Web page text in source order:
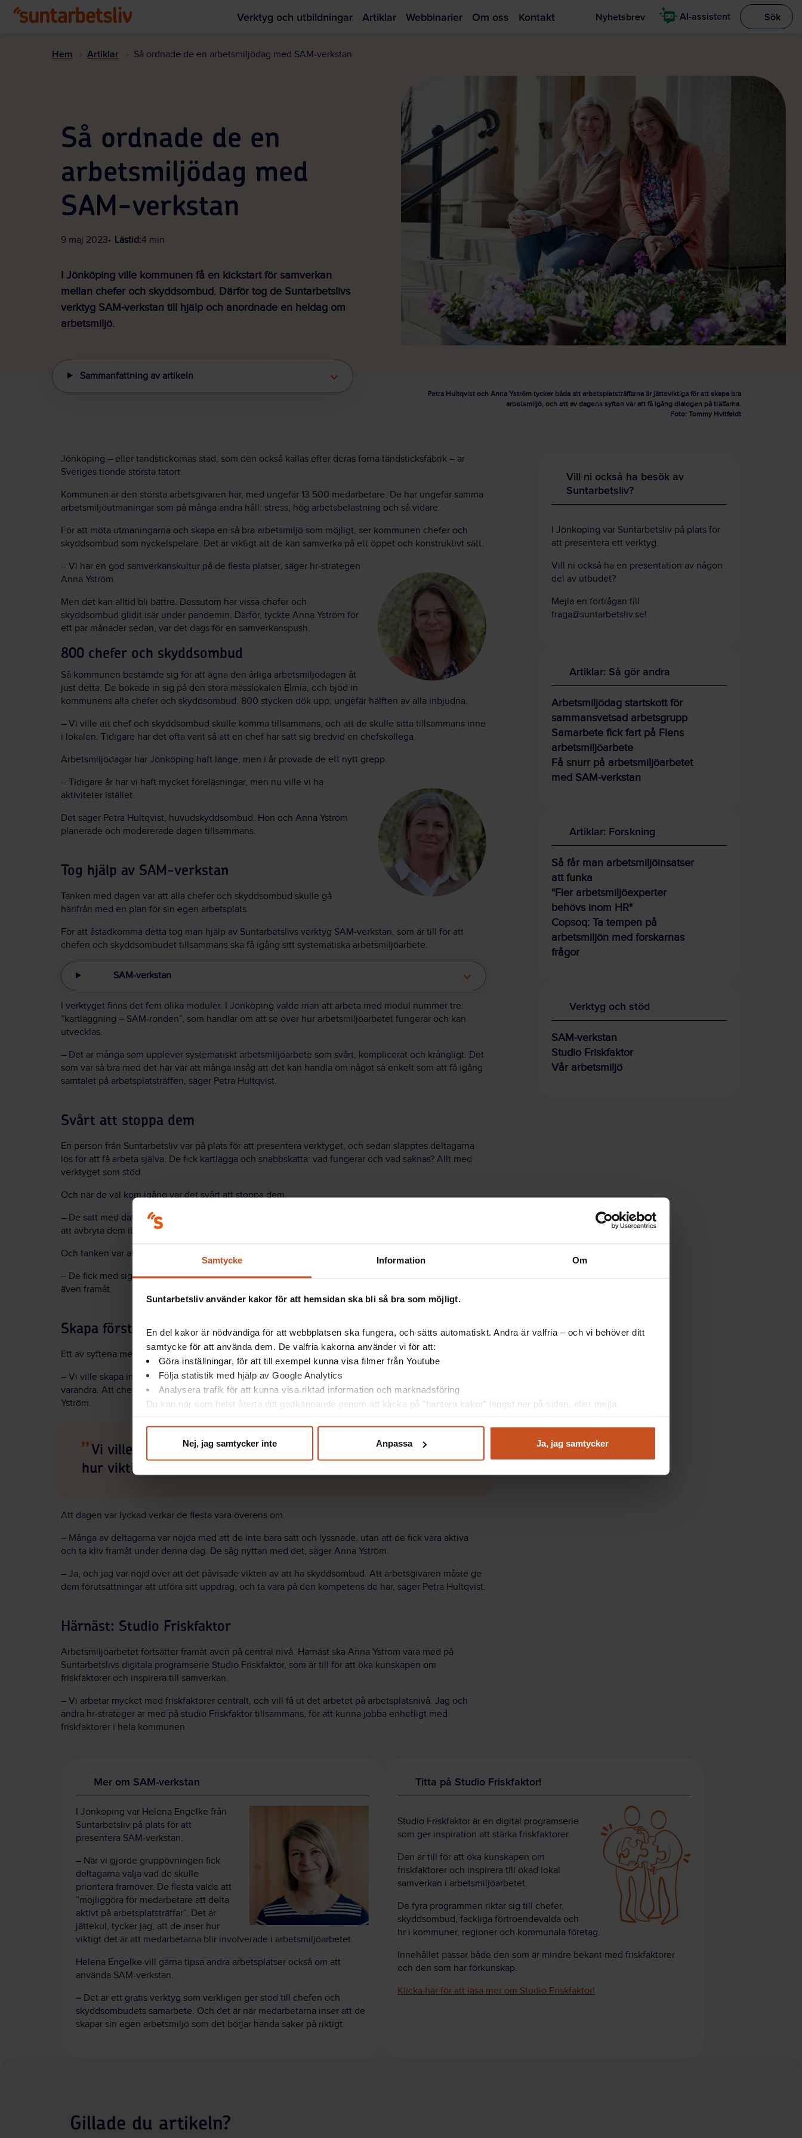
Samtycke Information Om
Suntarbetsliv använder kakor för att hemsidan ska bli så bra som möjligt.
En del kakor är nödvändiga för att webbplatsen ska fungera, och sätts automatiskt. Andra är valfria – och vi behöver ditt
samtycke för att använda dem. De valfria kakorna använder vi för att:
Göra inställningar, för att till exempel kunna visa filmer från Youtube
Följa statistik med hjälp av Google Analytics
Analysera trafik för att kunna visa riktad information och marknadsföring
Du kan när som helst återta ditt godkännande genom att klicka på ”hantera kakor” längst ner på sidan, eller mejla
Nej, jag samtycker inte Anpassa Ja, jag samtycker
Verktyg och utbildningar Artiklar Webbinarier Om oss Kontakt Nyhetsbrev AI-assistent Visa
Sök
Hem Artiklar Så ordnade de en arbetsmiljödag med SAM-verkstan
Så ordnade de en
arbetsmiljödag med
SAM-verkstan
9 maj 2023 Lästid:4 min
I Jönköping ville kommunen få en kickstart för samverkan
mellan chefer och skyddsombud. Därför tog de Suntarbetslivs
verktyg SAM-verkstan till hjälp och anordnade en heldag om
arbetsmiljö.
Petra Hultqvist och Anna Yström tycker båda att arbetsplatsträffarna är jätteviktiga för att skapa bra
arbetsmiljö, och ett av dagens syften var att få igång dialogen på träffarna.
Foto: Tommy Hvitfeldt
Sammanfattning av artikeln
Jönköping – eller tändstickornas stad, som den också kallas efter deras forna tändsticksfabrik – är
Sveriges tionde största tätort.
Kommunen är den största arbetsgivaren här, med ungefär 13 500 medarbetare. De har ungefär samma
arbetsmiljöutmaningar som på många andra håll: stress, hög arbetsbelastning och så vidare.
För att möta utmaningarna och skapa en så bra arbetsmiljö som möjligt, ser kommunen chefer och
skyddsombud som nyckelspelare. Det är viktigt att de kan samverka på ett öppet och konstruktivt sätt.
– Vi har en god samverkanskultur på de flesta platser, säger hr-strategen
Anna Yström.
Men det kan alltid bli bättre. Dessutom har vissa chefer och
skyddsombud glidit isär under pandemin. Därför, tyckte Anna Yström för
ett par månader sedan, var det dags för en samverkanspush.
800 chefer och skyddsombud
Så kommunen bestämde sig för att ägna den årliga arbetsmiljödagen åt
just detta. De bokade in sig på den stora mässlokalen Elmia, och bjöd in
kommunens alla chefer och skyddsombud. 800 stycken dök upp; ungefär hälften av alla inbjudna.
– Vi ville att chef och skyddsombud skulle komma tillsammans, och att de skulle sitta tillsammans inne
i lokalen. Tidigare har det ofta varit så att en chef har satt sig bredvid en chefskollega.
Arbetsmiljödagar har Jönköping haft länge, men i år provade de ett nytt grepp.
– Tidigare år har vi haft mycket föreläsningar, men nu ville vi ha
aktiviteter istället.
Det säger Petra Hultqvist, huvudskyddsombud. Hon och Anna Yström
planerade och modererade dagen tillsammans.
Tog hjälp av SAM-verkstan
Tanken med dagen var att alla chefer och skyddsombud skulle gå
härifrån med en plan för sin egen arbetsplats.
För att åstadkomma detta tog man hjälp av Suntarbetslivs verktyg SAM-verkstan, som är till för att
chefen och skyddsombudet tillsammans ska få igång sitt systematiska arbetsmiljöarbete.
SAM-verkstan
I verktyget finns det fem olika moduler. I Jönköping valde man att arbeta med modul nummer tre:
”kartläggning – SAM-ronden”, som handlar om att se över hur arbetsmiljöarbetet fungerar och kan
utvecklas.
– Det är många som upplever systematiskt arbetsmiljöarbete som svårt, komplicerat och krångligt. Det
som var så bra med det här var att många insåg att det kan handla om något så enkelt som att få igång
samtalet på arbetsplatsträffen, säger Petra Hultqvist.
Svårt att stoppa dem
En person från Suntarbetsliv var på plats för att presentera verktyget, och sedan släpptes deltagarna
lös för att få arbeta själva. De fick kartlägga och snabbskatta: vad fungerar och vad saknas? Allt med
verktyget som stöd.
Och när de väl kom igång var det svårt att stoppa dem.
– De satt med datorer eller med papper och penna och bara pratade och pratade. Det var nästan svårt
att avbryta dem ibland, fortsätter Petra Hultqvist.
Och tanken var att arbetet skulle fortsätta ute på arbetsplatserna, direkt efter dagens slut.
– De fick med sig hem att prioritera och jobba vidare. Nu är tanken att de ska fortsätta och ha dialog
även framåt.
Skapa förståelse för varandras roller
Ett av syftena med dagen var att skapa dialog och förståelse mellan chef och skyddsombud.
– Vi ville skapa insikt om vad samverkan kan leda till, och hur viktigt det är att kroka arm och lyssna på
varandra. Att chefer ska förstå att skyddsombuden sitter på en enorm kunskapsbank, säger Anna
Yström.
Vi ville skapa insikt om vad samverkan kan leda till, och
hur viktigt det är att kroka arm och lyssna på varandra
Att dagen var lyckad verkar de flesta vara överens om.
– Många av deltagarna var nöjda med att de inte bara satt och lyssnade, utan att de fick vara aktiva
och ta kliv framåt under denna dag. De såg nyttan med det, säger Anna Yström.
– Ja, och jag var nöjd över att det påvisade vikten av att ha skyddsombud. Att arbetsgivaren måste ge
dem förutsättningar att utföra sitt uppdrag, och ta vara på den kompetens de har, säger Petra Hultqvist.
Härnäst: Studio Friskfaktor
Arbetsmiljöarbetet fortsätter framåt även på central nivå. Härnäst ska Anna Yström vara med på
Suntarbetslivs digitala programserie Studio Friskfaktor, som är till för att öka kunskapen om
friskfaktorer och inspirera till samverkan.
– Vi arbetar mycket med friskfaktorer centralt, och vill få ut det arbetet på arbetsplatsnivå. Jag och
andra hr-strateger är med på studio Friskfaktor tillsammans, för att kunna jobba enhetligt med
friskfaktorer i hela kommunen.
Vill ni också ha besök av
Suntarbetsliv?
I Jönköping var Suntarbetsliv på plats för
att presentera ett verktyg.
Vill ni också ha en presentation av någon
del av utbudet?
Mejla en förfrågan till
fraga@suntarbetsliv.se!
Artiklar: Så gör andra
Arbetsmiljödag startskott för
sammansvetsad arbetsgrupp
Samarbete fick fart på Flens
arbetsmiljöarbete
Få snurr på arbetsmiljöarbetet
med SAM-verkstan
Artiklar: Forskning
Så får man arbetsmiljöinsatser
att funka
"Fler arbetsmiljöexperter
behövs inom HR"
Copsoq: Ta tempen på
arbetsmiljön med forskarnas
frågor
Verktyg och stöd
SAM-verkstan
Studio Friskfaktor
Vår arbetsmiljö
Mer om SAM-verkstan
I Jönköping var Helena Engelke från
Suntarbetsliv på plats för att
presentera SAM-verkstan.
– När vi gjorde gruppövningen fick
deltagarna välja vad de skulle
prioritera framöver. De flesta valde att
”möjliggöra för medarbetare att delta
aktivt på arbetsplatsträffar”. Det är
jättekul, tycker jag, att de inser hur
viktigt det är att medarbetarna blir involverade i arbetsmiljöarbetet.
Helena Engelke vill gärna tipsa andra arbetsplatser också om att
använda SAM-verkstan.
– Det är ett gratis verktyg som verkligen ger stöd till chefen och
skyddsombudets samarbete. Och det är när medarbetarna inser att de
skapar sin egen arbetsmiljö som det börjar hända saker på riktigt.
Titta på Studio Friskfaktor!
Studio Friskfaktor är en digital programserie
som ger inspiration att stärka friskfaktorer.
Den är till för att öka kunskapen om
friskfaktorer och inspirera till ökad lokal
samverkan i arbetsmiljöarbetet.
De fyra programmen riktar sig till chefer,
skyddsombud, fackliga förtroendevalda och
hr i kommuner, regioner och kommunala företag.
Innehållet passar både den som är mindre bekant med friskfaktorer
och den som har förkunskap.
Klicka här för att läsa mer om Studio Friskfaktor!
Gillade du artikeln?